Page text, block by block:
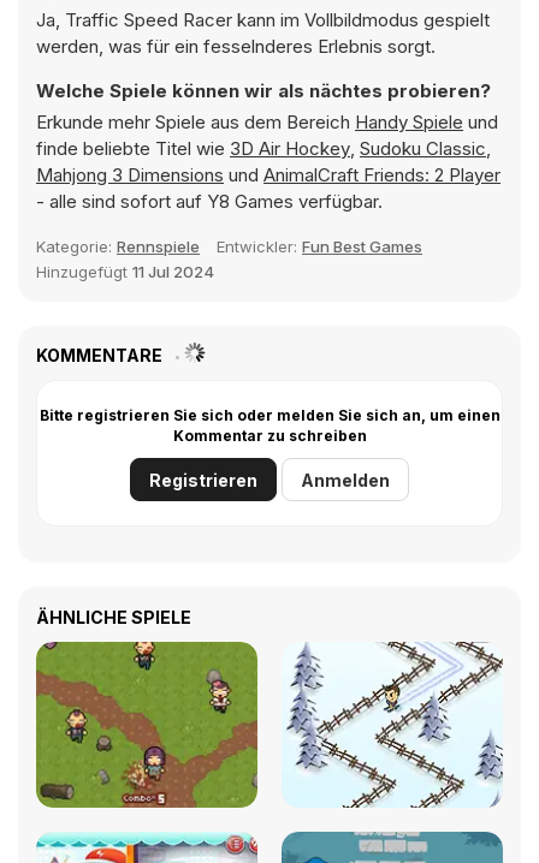
Ja, Traffic Speed Racer kann im Vollbildmodus gespielt
werden, was für ein fesselnderes Erlebnis sorgt.
Welche Spiele können wir als nächtes probieren?
Erkunde mehr Spiele aus dem Bereich Handy Spiele und
finde beliebte Titel wie 3D Air Hockey, Sudoku Classic,
Mahjong 3 Dimensions und AnimalCraft Friends: 2 Player
- alle sind sofort auf Y8 Games verfügbar.
Kategorie: Rennspiele Entwickler: Fun Best Games
Hinzugefügt 11 Jul 2024
KOMMENTARE
Bitte registrieren Sie sich oder melden Sie sich an, um einen
Kommentar zu schreiben
Registrieren Anmelden
ÄHNLICHE SPIELE